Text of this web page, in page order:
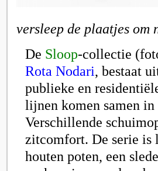
versleep de plaatjes
De Sloop-collectie
Rota Nodari, bestaat
publieke en
lijnen komen samen
Verschillende
zitcomfort. De serie is
houten poten, een